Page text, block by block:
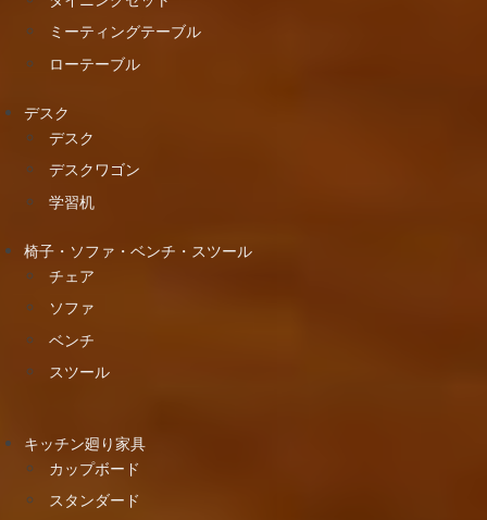
ミーティングテーブル
ローテーブル
デスク
デスク
デスクワゴン
学習机
椅子・ソファ・ベンチ・スツール
チェア
ソファ
ベンチ
スツール
キッチン廻り家具
カップボード
スタンダード